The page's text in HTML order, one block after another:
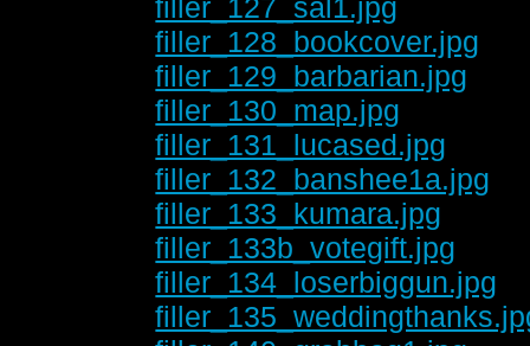
filler_127_sal1.jpg
filler_128_bookcover.jpg
filler_129_barbarian.jpg
filler_130_map.jpg
filler_131_lucased.jpg
filler_132_banshee1a.jpg
filler_133_kumara.jpg
filler_133b_votegift.jpg
filler_134_loserbiggun.jpg